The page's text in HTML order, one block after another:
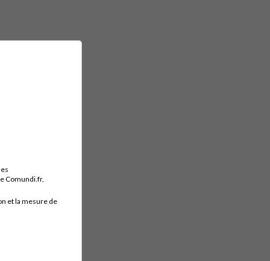
Comundi.fr,
et la mesure de